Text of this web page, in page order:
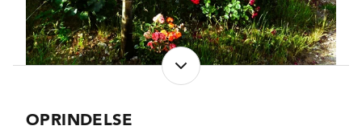
presse, hvor der kun presses til 60% for at undgå
uønskede bitre elementer. Mosten får lov til at
dekantere i op til et døgn forud for gæringen i den
naturligt efterårskolde kælder der for halvdelens
barrique og demi-muids og for den anden halvdels
OPRINDELSE